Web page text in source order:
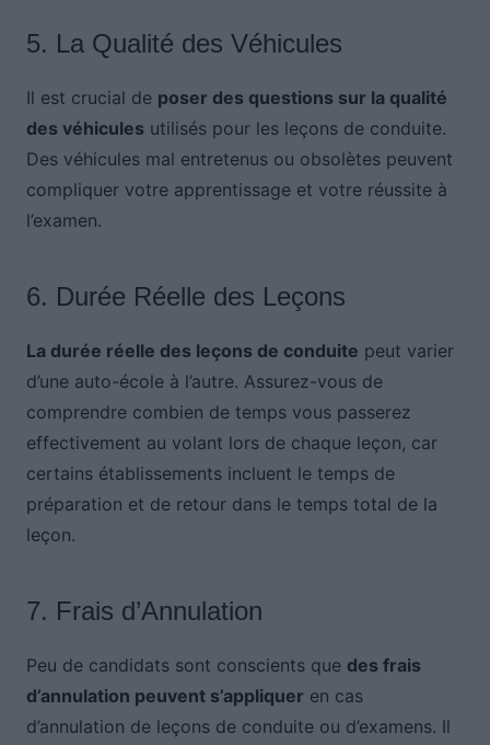
5. La Qualité des Véhicules
Il est crucial de poser des questions sur la qualité
des véhicules utilisés pour les leçons de conduite.
Des véhicules mal entretenus ou obsolètes peuvent
compliquer votre apprentissage et votre réussite à
l’examen.
6. Durée Réelle des Leçons
La durée réelle des leçons de conduite peut varier
d’une auto-école à l’autre. Assurez-vous de
comprendre combien de temps vous passerez
effectivement au volant lors de chaque leçon, car
certains établissements incluent le temps de
préparation et de retour dans le temps total de la
leçon.
7. Frais d’Annulation
Peu de candidats sont conscients que des frais
d’annulation peuvent s’appliquer en cas
d’annulation de leçons de conduite ou d’examens. Il